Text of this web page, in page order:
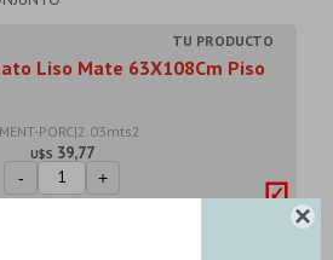

Liso Mate 63X108Cm Piso
PORC|2.03mts2
U$S 39,77
- +